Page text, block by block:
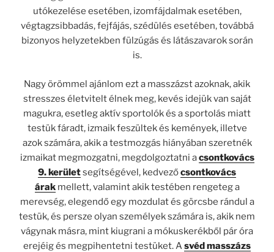
utókezelése esetében, izomfájdalmak esetében,
végtagzsibbadás, fejfájás, szédülés esetében, továbbá
bizonyos helyzetekben fülzúgás és látászavarok során
is.
Nagy örömmel ajánlom ezt a masszázst azoknak, akik
stresszes életvitelt élnek meg, kevés idejük van saját
magukra, esetleg aktív sportolók és a sportolás miatt
testük fáradt, izmaik feszültek és kemények, illetve
azok számára, akik a testmozgás hiányában szeretnék
izmaikat megmozgatni, megdolgoztatni acsontkovács
9. kerületsegítségével, kedvezőcsontkovács
árakmellett, valamint akik testében rengeteg a
merevség, elegendő egy mozdulat és görcsbe rándul a
testük, és persze olyan személyek számára is, akik nem
vágynak másra, mint kiugrani a mókuskerékből pár óra
erejéig és megpihentetni testüket. A svéd masszázs